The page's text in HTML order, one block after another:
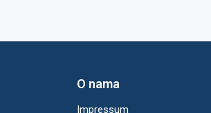
O nama
Impressum